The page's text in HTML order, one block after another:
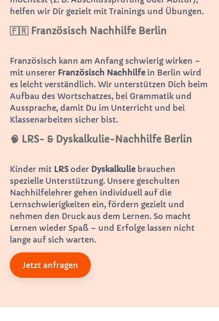
helfen wir Dir gezielt mit Trainings und Übungen.
🇫🇷 Französisch Nachhilfe Berlin
Französisch kann am Anfang schwierig wirken –
mit unserer Französisch Nachhilfe in Berlin wird
es leicht verständlich. Wir unterstützen Dich beim
Aufbau des Wortschatzes, bei Grammatik und
Aussprache, damit Du im Unterricht und bei
Klassenarbeiten sicher bist.
🧠 LRS- & Dyskalkulie-Nachhilfe Berlin
Kinder mit LRSoder Dyskalkulie brauchen
spezielle Unterstützung. Unsere geschulten
Nachhilfelehrer gehen individuell auf die
Lernschwierigkeiten ein, fördern gezielt und
nehmen den Druck aus dem Lernen. So macht
Lernen wieder Spaß – und Erfolge lassen nicht
lange auf sich warten.
Jetzt anfragen